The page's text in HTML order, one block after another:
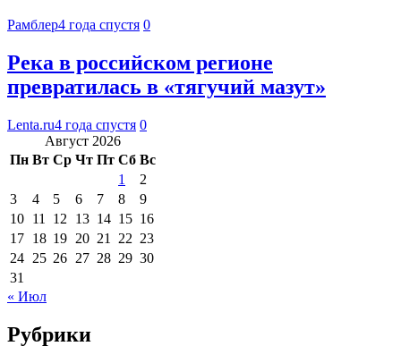
Рамблер4 года спустя 0
Река в российском регионе
превратилась в «тягучий мазут»
Lenta.ru4 года спустя 0
Август 2026
Пн Вт Ср Чт Пт Сб Вс
1
2
3
4 5 6 7 8
9
10 11 12 13 14 15 16
17 18 19 20 21 22 23
24 25 26 27 28 29 30
31
« Июл
Рубрики